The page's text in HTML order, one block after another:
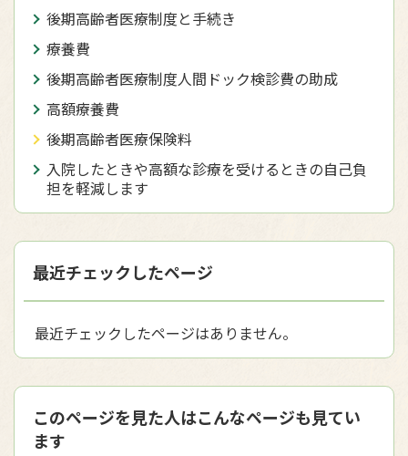
後期高齢者医療制度と手続き
療養費
後期高齢者医療制度人間ドック検診費の助成
高額療養費
後期高齢者医療保険料
入院したときや高額な診療を受けるときの自己負
担を軽減します
最近チェックしたページ
最近チェックしたページはありません。
このページを見た人はこんなページも見てい
ます